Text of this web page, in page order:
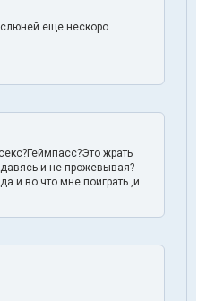
слюней еще нескоро
жрать
и не прожевывая?
и во что мне поиграть ,и